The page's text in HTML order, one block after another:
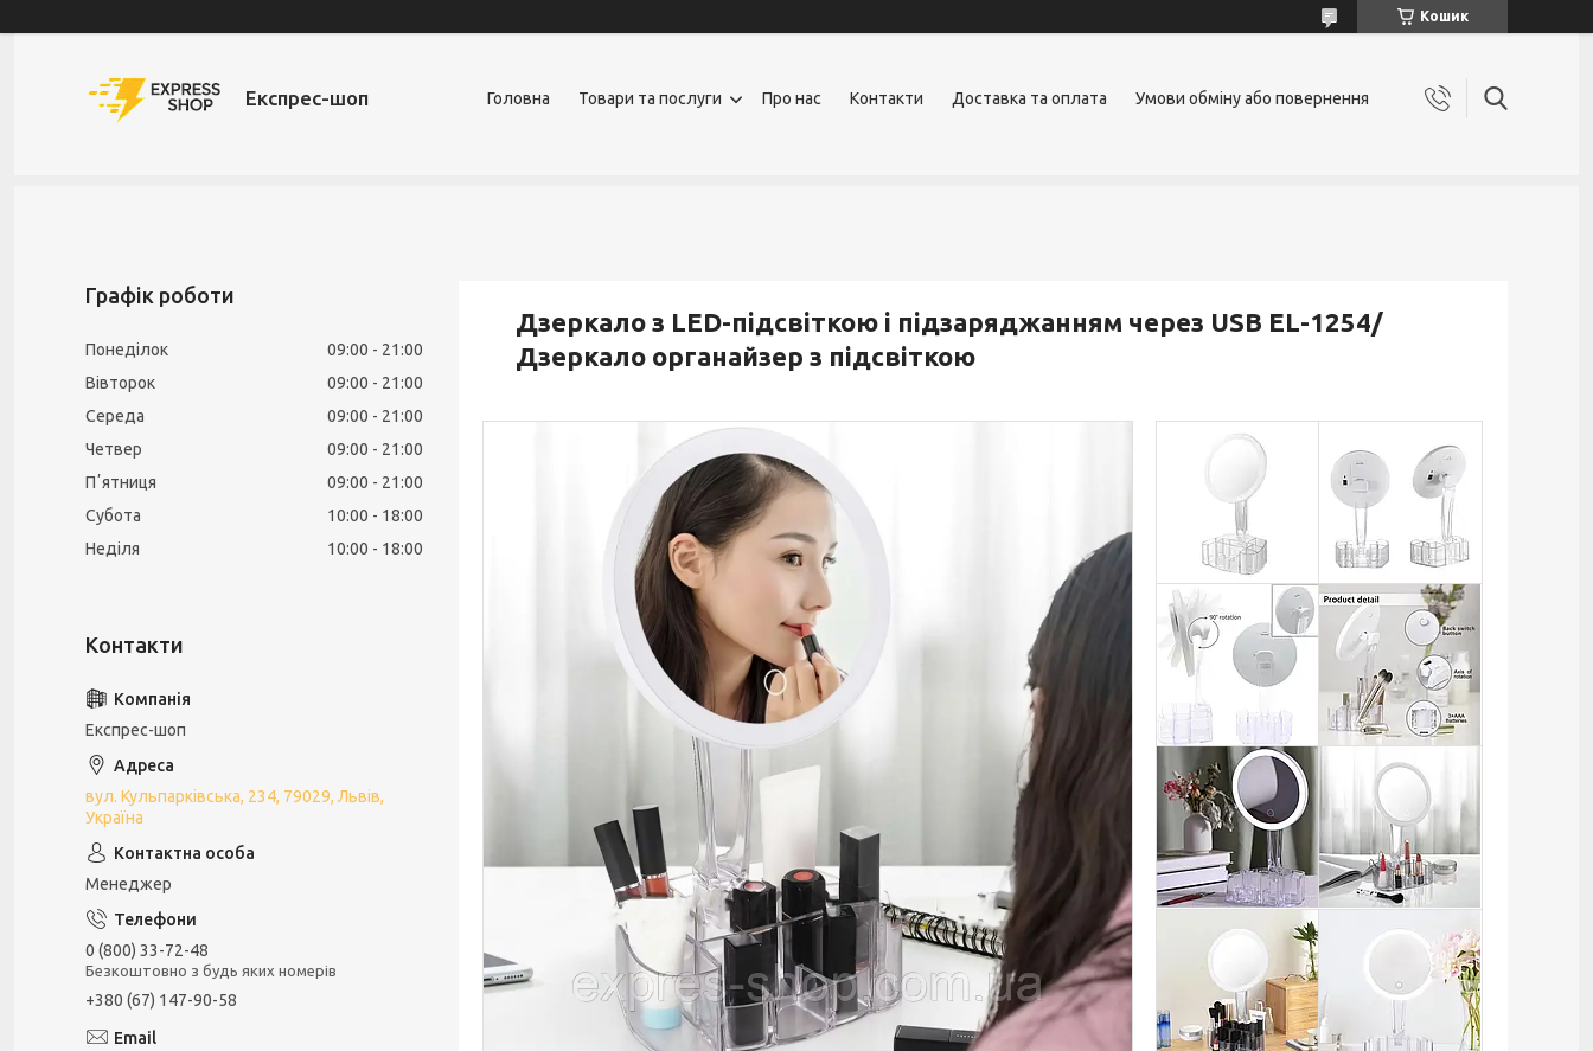
Кошик
Експрес-шоп Головна Товари та послуги Про нас Контакти Доставка та оплата Умови обміну або повернення
Дзеркало з LED-підсвіткою і підзаряджанням через USB EL-1254/
Дзеркало органайзер з підсвіткою
Графік роботи
Понеділок 09:00
21:00
Вівторок
09:00
21:00
Середа
09:00
21:00
Четвер
09:00
21:00
Пʼятниця
09:00
21:00
Субота
10:00
18:00
Неділя
10:00 18:00
Експрес-шоп
вул. Кульпарківська, 234, 79029, Львів,
Україна
Менеджер
0 (800) 33-72-48
Безкоштовно з будь яких номерів
+380 (67) 147-90-58